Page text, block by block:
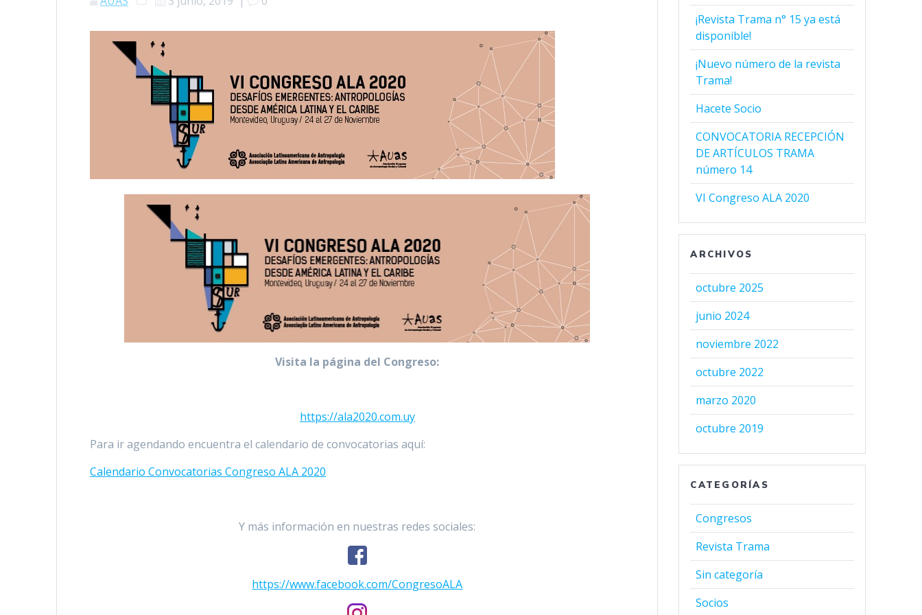
Visita la página del Congreso:
https://ala2020.com.uy
Para ir agendando encuentra el calendario de convocatorias aquí:
Calendario Convocatorias Congreso ALA 2020
Y más información en nuestras redes sociales:
https://www.facebook.com/CongresoALA
¡Revista Trama n° 15 ya está
disponible!
¡Nuevo número de la revista
Trama!
Hacete Socio
CONVOCATORIA RECEPCIÓN
DE ARTÍCULOS TRAMA
número 14
VI Congreso ALA 2020
ARCHIVOS
octubre 2025
junio 2024
noviembre 2022
octubre 2022
marzo 2020
octubre 2019
CATEGORÍAS
Congresos
Revista Trama
Sin categoría
Socios